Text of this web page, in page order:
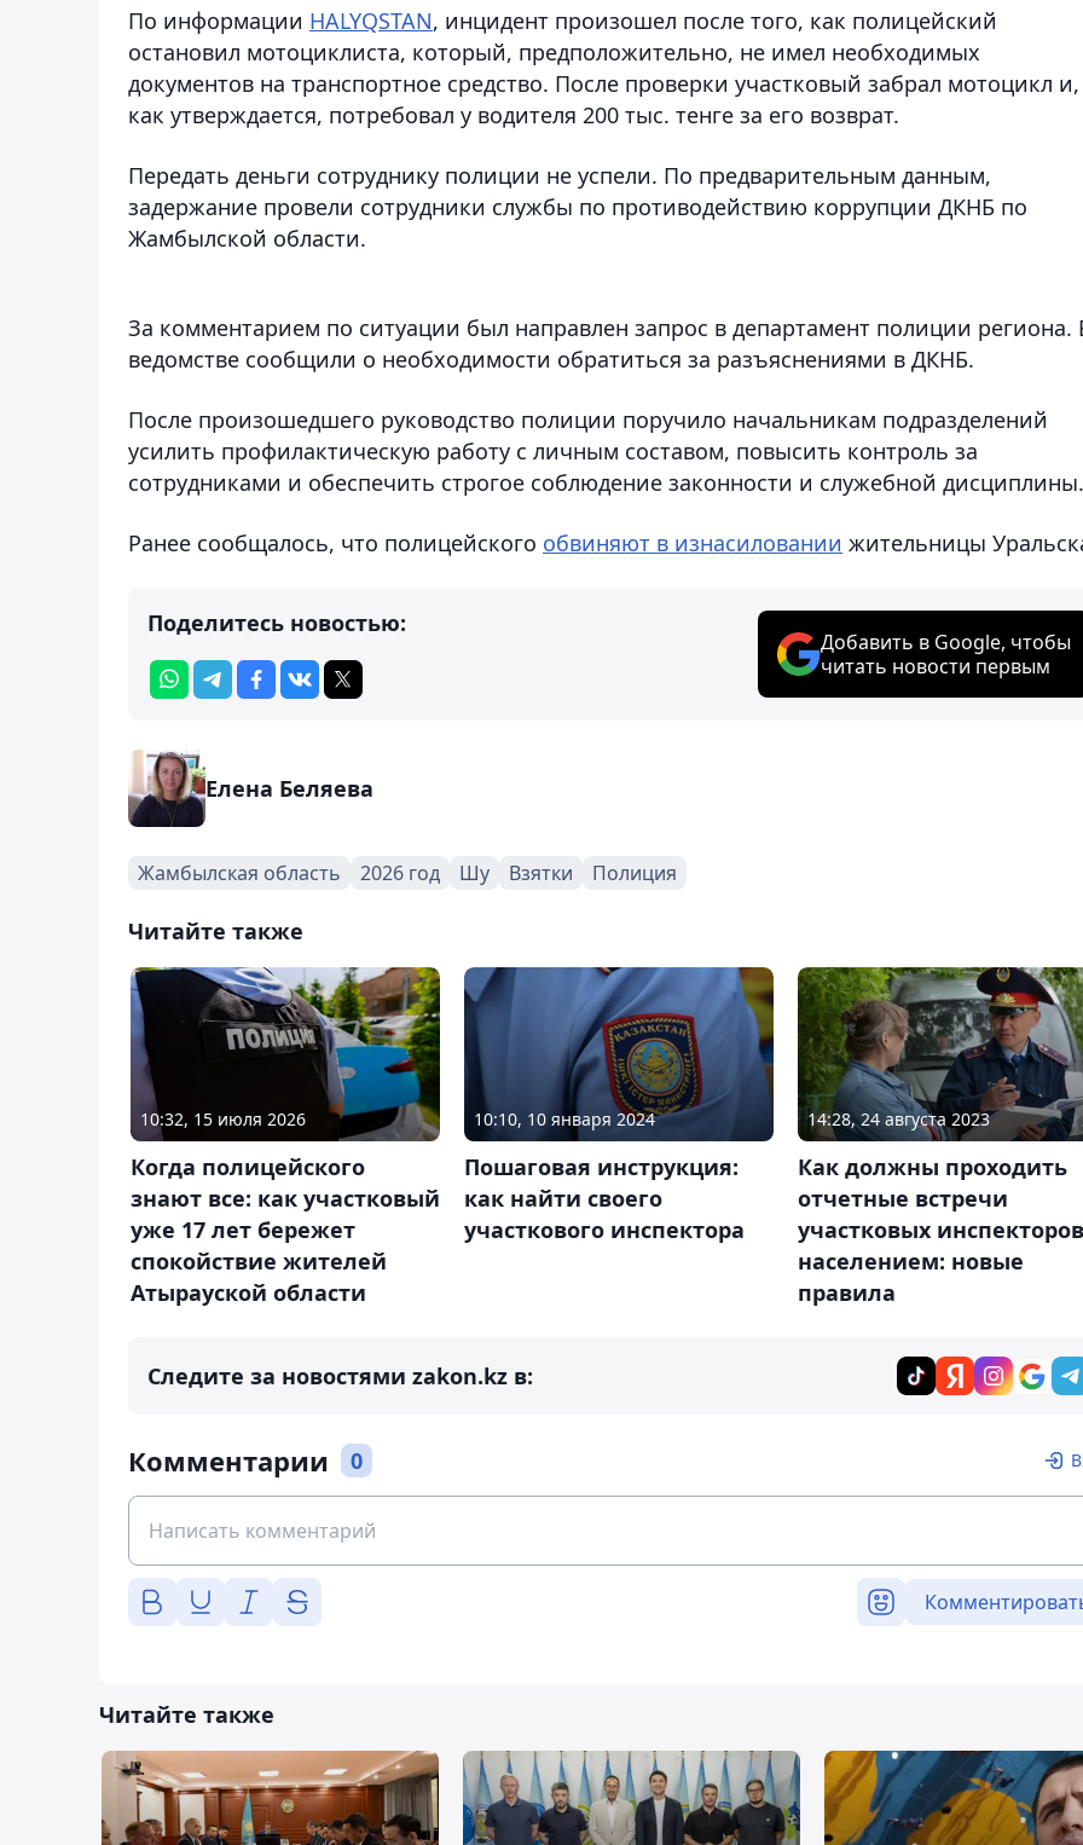
По информации HALYQSTAN, инцидент произошел после того, как полицейский
остановил мотоциклиста, который, предположительно, не имел необходимых
документов на транспортное средство. После проверки участковый забрал мотоцикл и,
как утверждается, потребовал у водителя 200 тыс. тенге за его возврат.
Передать деньги сотруднику полиции не успели. По предварительным данным,
задержание провели сотрудники службы по противодействию коррупции ДКНБ по
Жамбылской области.
За комментарием по ситуации был направлен запрос в департамент полиции региона.
ведомстве сообщили о необходимости обратиться за разъяснениями в ДКНБ.
После произошедшего руководство полиции поручило начальникам подразделений
усилить профилактическую работу с личным составом, повысить контроль за
сотрудниками и обеспечить строгое соблюдение законности и служебной дисциплины.
Ранее сообщалось, что полицейского обвиняют в изнасиловании жительницы
Поделитесь новостью:
Добавить в Google, чтобы
читать новости первым
Елена Беляева
Жамбылская область 2026 год Шу Взятки Полиция
Читайте также
10:32, 15 июля 2026
Когда полицейского
знают все: как участковый
уже 17 лет бережет
спокойствие жителей
Атырауской области
10:10, 10 января 2024
Пошаговая инструкция:
как найти своего
участкового инспектора
14:28, 24 августа 2023
Как должны проходить
отчетные встречи
участковых
населением: новые
правила
Следите за новостями zakon.kz в:
Комментарии 0
Читайте также